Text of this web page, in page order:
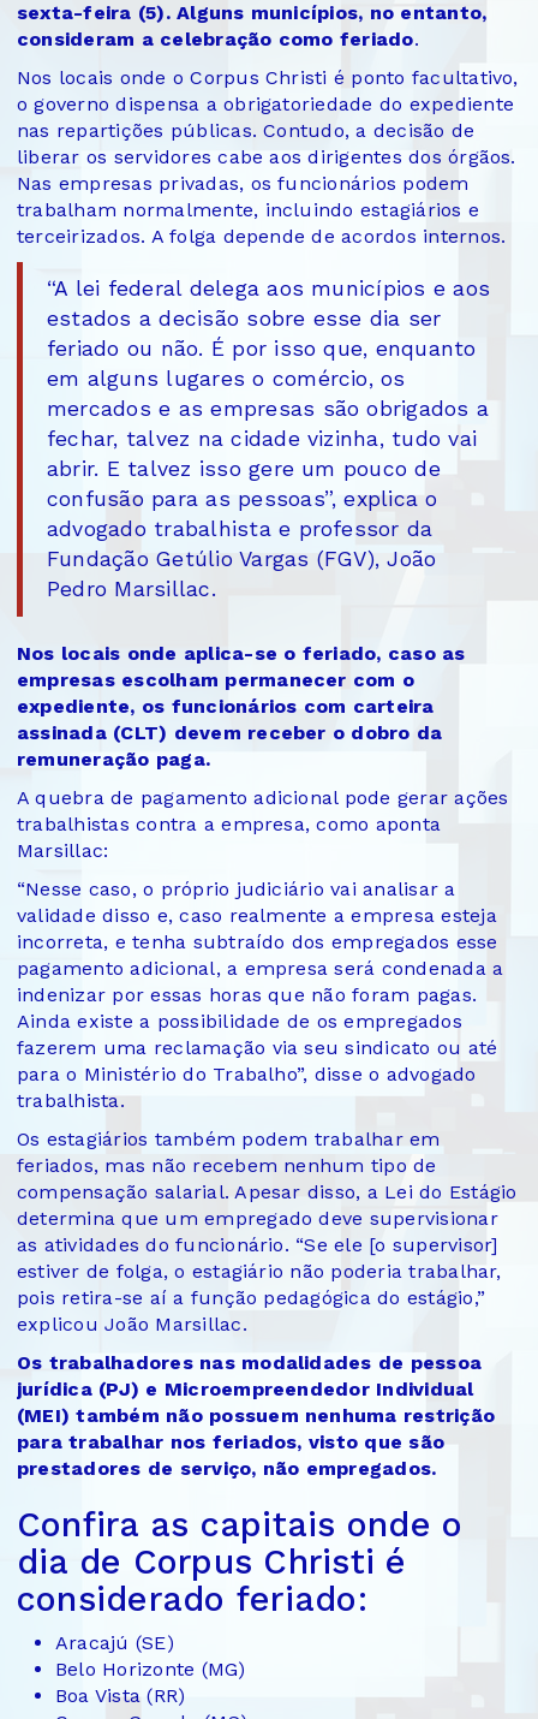
sexta-feira (5). Alguns municípios, no entanto,
consideram a celebração como feriado.
Nos locais onde o Corpus Christi é ponto facultativo,
o governo dispensa a obrigatoriedade do expediente
nas repartições públicas. Contudo, a decisão de
liberar os servidores cabe aos dirigentes dos órgãos.
Nas empresas privadas, os funcionários podem
trabalham normalmente, incluindo estagiários e
terceirizados. A folga depende de acordos internos.
“A lei federal delega aos municípios e aos
estados a decisão sobre esse dia ser
feriado ou não. É por isso que, enquanto
em alguns lugares o comércio, os
mercados e as empresas são obrigados a
fechar, talvez na cidade vizinha, tudo vai
abrir. E talvez isso gere um pouco de
confusão para as pessoas”, explica o
advogado trabalhista e professor da
Fundação Getúlio Vargas (FGV), João
Pedro Marsillac.
Nos locais onde aplica-se o feriado, caso as
empresas escolham permanecer com o
expediente, os funcionários com carteira
assinada (CLT) devem receber o dobro da
remuneração paga.
A quebra de pagamento adicional pode gerar ações
trabalhistas contra a empresa, como aponta
Marsillac:
“Nesse caso, o próprio judiciário vai analisar a
validade disso e, caso realmente a empresa esteja
incorreta, e tenha subtraído dos empregados esse
pagamento adicional, a empresa será condenada a
indenizar por essas horas que não foram pagas.
Ainda existe a possibilidade de os empregados
fazerem uma reclamação via seu sindicato ou até
para o Ministério do Trabalho”, disse o advogado
trabalhista.
Os estagiários também podem trabalhar em
feriados, mas não recebem nenhum tipo de
compensação salarial. Apesar disso, a Lei do Estágio
determina que um empregado deve supervisionar
as atividades do funcionário. “Se ele [o supervisor]
estiver de folga, o estagiário não poderia trabalhar,
pois retira-se aí a função pedagógica do estágio,”
explicou João Marsillac.
Os trabalhadores nas modalidades de pessoa
jurídica (PJ) e Microempreendedor Individual
(MEI) também não possuem nenhuma restrição
para trabalhar nos feriados, visto que são
prestadores de serviço, não empregados.
Confira as capitais onde o
dia de Corpus Christi é
considerado feriado:
Aracajú (SE)
Belo Horizonte (MG)
Boa Vista (RR)